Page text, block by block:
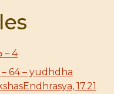
– 4
64 – yudhdha
17.21